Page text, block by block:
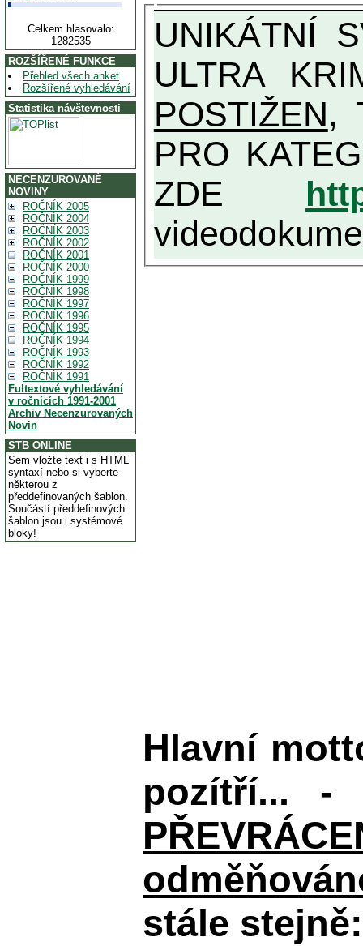
Celkem hlasovalo:
1282535
ROZŠÍŘENÉ FUNKCE
Přehled všech anket
Rozšířené vyhledávání
Statistika návštevnosti
NECENZUROVANÉ
NOVINY
ROČNÍK 2005
ROČNÍK 2004
ROČNÍK 2003
ROČNÍK 2002
ROČNÍK 2001
ROČNÍK 2000
ROČNÍK 1999
ROČNÍK 1998
ROČNÍK 1997
ROČNÍK 1996
ROČNÍK 1995
ROČNÍK 1994
ROČNÍK 1993
ROČNÍK 1992
ROČNÍK 1991
Fultextové vyhledávání
v ročnících 1991-2001
Archiv Necenzurovaných
Novin
STB ONLINE
Sem vložte text i s HTML
syntaxí nebo si vyberte
některou z
předdefinovaných šablon.
Součástí předdefinových
šablon jsou i systémové
bloky!
UNIKÁTNÍ SVĚDECTVÍ ZE SOUČASNOSTI: PŘEDSEDA VLASTIZRÁDNÉ VLÁDY KGB MIMOŘÁDNĚ DETAILNĚ O
ULTRA
POSTIŽEN,
PRO KATEGORII TĚCH VŮBEC
ZDE
Hlavní
pozítří...
stále stejně: